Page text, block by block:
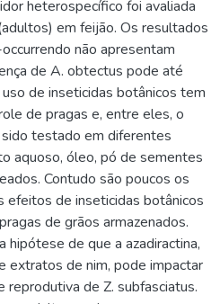
heterospecífico foi avaliada
em feijão. Os resultados
não apresentam
de A. obtectus pode até
de inseticidas botânicos tem
de pragas e, entre eles, o
sido testado em diferentes
aquoso, óleo, pó de sementes
Contudo são poucos os
efeitos de inseticidas botânicos
de grãos armazenados.
de que a azadiractina,
extratos de nim, pode impactar
reprodutiva de Z. subfasciatus.